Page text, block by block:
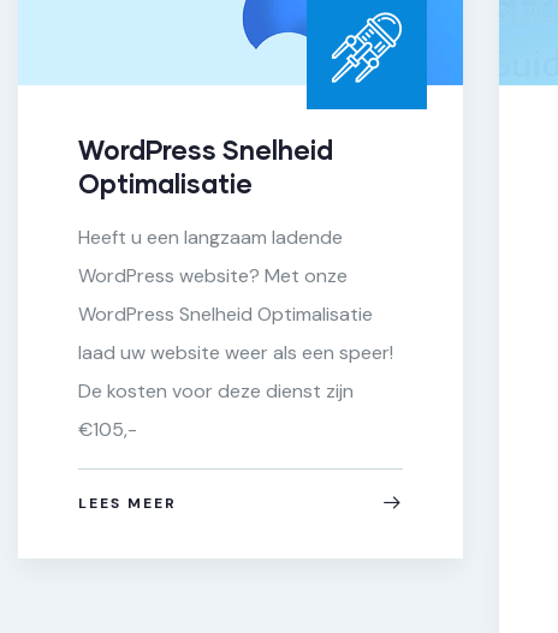
WordPress Snelheid
Optimalisatie
Heeft u een langzaam ladende
WordPress website? Met onze
WordPress Snelheid Optimalisatie
laad uw website weer als een speer!
De kosten voor deze dienst zijn
€105,-
LEES MEER